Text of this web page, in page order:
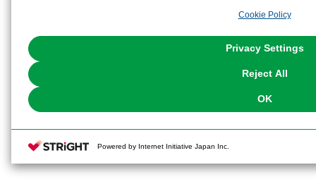
the use of all Cookies except for Strictly Necessary Cookies, please
Cookie Policy
Privacy Settings
Reject All
OK
Powered by Internet Initiative Japan Inc.